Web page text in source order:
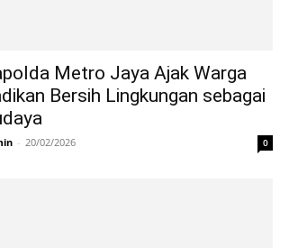
Metro Jaya Ajak Warga
Bersih Lingkungan sebagai
- 20/02/2026 0